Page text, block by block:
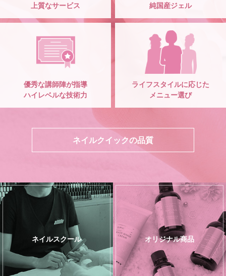
上質なサービス
純国産ジェル
優秀な講師陣が指導
ハイレベルな技術力
ライフスタイルに応じた
メニュー選び
ネイルクイックの品質
ネイルスクール オリジナル商品